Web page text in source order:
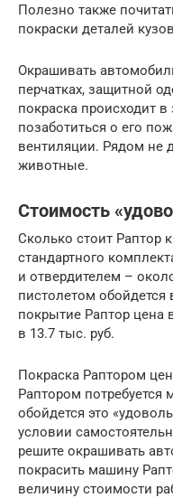
Полезно также
покраски деталей
Окрашивать
перчатках, защитной
покраска происходит
позаботиться о его
вентиляции. Рядом не
животные.
Стоимость
Сколько стоит Раптор
стандартного
и отвердителем –
пистолетом обойдется
покрытие Раптор цена
в 13.7 тыс. руб.
Покраска Раптором
Раптором
обойдется это
условии
решите окрашивать
покрасить машину
величину стоимости